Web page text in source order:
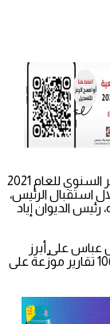
تسلم رئيس دولة فلسطين محمود عباس، التقرير السنوي للعام 2021
استقبال الرئيس،
رئيس الديوان إياد
عباس على أبرز
نتائج التقرير السنوي للديوان، حيث شمل التقرير 106 تقارير موزّعة على